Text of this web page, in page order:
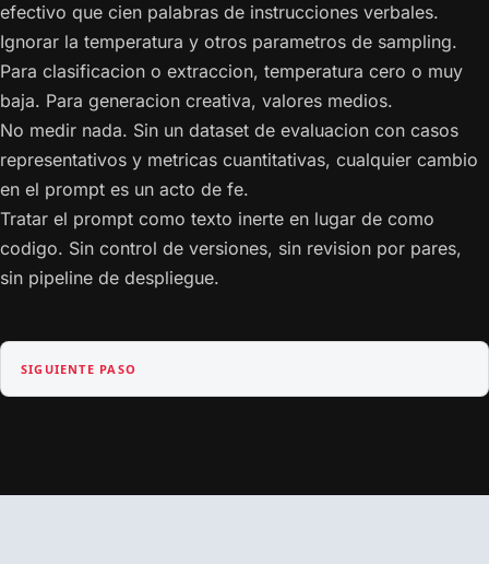
efectivo que cien palabras de instrucciones verbales.
Ignorar la temperatura y otros parametros de sampling.
Para clasificacion o extraccion, temperatura cero o muy
baja. Para generacion creativa, valores medios.
No medir nada. Sin un dataset de evaluacion con casos
representativos y metricas cuantitativas, cualquier cambio
en el prompt es un acto de fe.
Tratar el prompt como texto inerte en lugar de como
codigo. Sin control de versiones, sin revision por pares,
sin pipeline de despliegue.
SIGUIENTE PASO